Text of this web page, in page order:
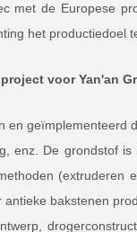
met de Europese
het productiedoel
voor Yan'an
en geïmplementeerd
enz. De grondstof
(extruderen
bakstenen